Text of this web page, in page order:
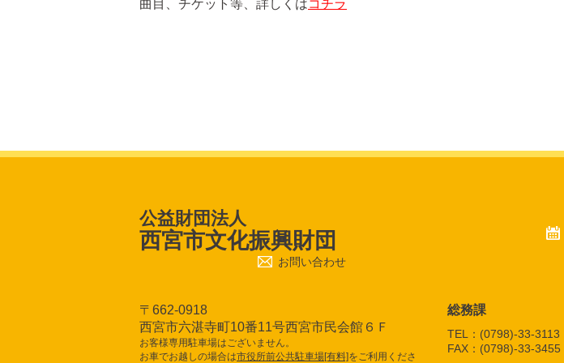
曲目、チケット等、詳しくはコチラ
公益財団法人
西宮市文化振興財団
お問い合わせ
〒662-0918
西宮市六湛寺町10番11号西宮市民会館６Ｆ
お客様専用駐車場はございません。
お車でお越しの場合は市役所前公共駐車場[有料]をご利用くださ
総務課
TEL： (0798)-33-3113
FAX： (0798)-33-3455